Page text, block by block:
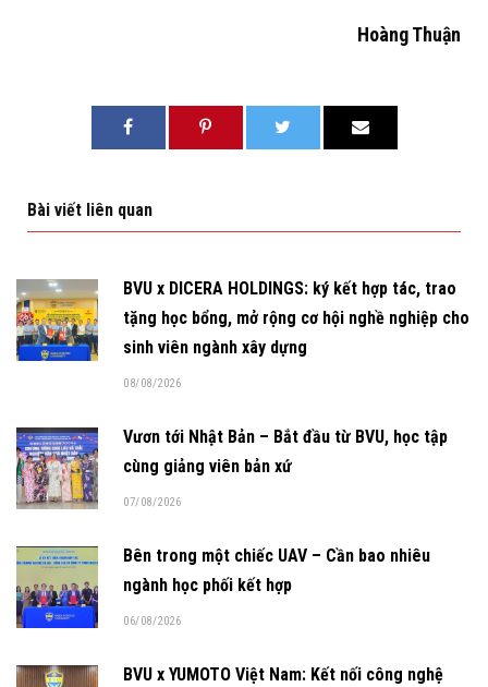
Hoàng Thuận
Bài viết liên quan
BVU x DICERA HOLDINGS: ký kết hợp tác, trao
tặng học bổng, mở rộng cơ hội nghề nghiệp cho
sinh viên ngành xây dựng
08/08/2026
Vươn tới Nhật Bản – Bắt đầu từ BVU, học tập
cùng giảng viên bản xứ
07/08/2026
Bên trong một chiếc UAV – Cần bao nhiêu
ngành học phối kết hợp
06/08/2026
BVU x YUMOTO Việt Nam: Kết nối công nghệ